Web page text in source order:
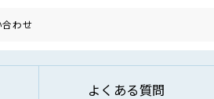
へのご対応およびお客様への
わせ
よくある質問